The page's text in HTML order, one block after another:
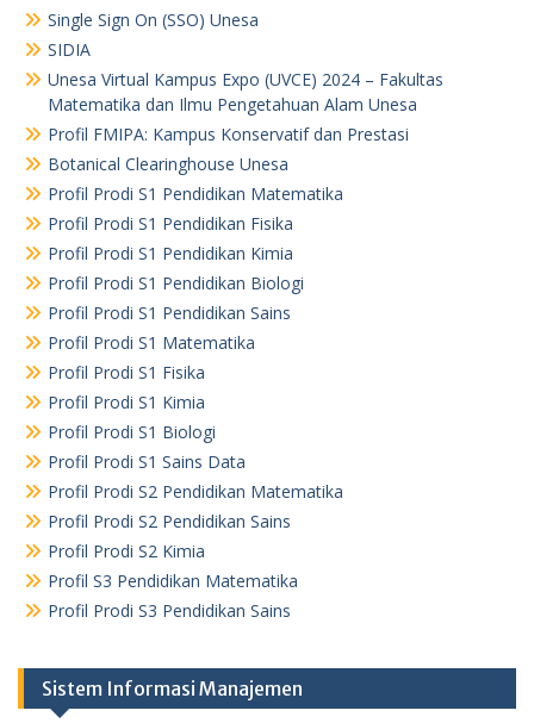
Single Sign On (SSO) Unesa
SIDIA
Unesa Virtual Kampus Expo (UVCE) 2024 – Fakultas
Matematika dan Ilmu Pengetahuan Alam Unesa
Profil FMIPA: Kampus Konservatif dan Prestasi
Botanical Clearinghouse Unesa
Profil Prodi S1 Pendidikan Matematika
Profil Prodi S1 Pendidikan Fisika
Profil Prodi S1 Pendidikan Kimia
Profil Prodi S1 Pendidikan Biologi
Profil Prodi S1 Pendidikan Sains
Profil Prodi S1 Matematika
Profil Prodi S1 Fisika
Profil Prodi S1 Kimia
Profil Prodi S1 Biologi
Profil Prodi S1 Sains Data
Profil Prodi S2 Pendidikan Matematika
Profil Prodi S2 Pendidikan Sains
Profil Prodi S2 Kimia
Profil S3 Pendidikan Matematika
Profil Prodi S3 Pendidikan Sains
Sistem Informasi Manajemen